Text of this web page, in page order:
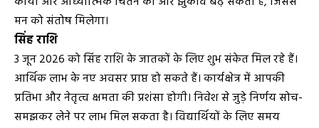
मन को संतोष मिलेगा।
सिंह राशि
3 जून 2026 को सिंह राशि के जातकों के लिए शुभ संकेत मिल रहे हैं।
आर्थिक लाभ के नए अवसर प्राप्त हो सकते हैं। कार्यक्षेत्र में आपकी
प्रतिभा और नेतृत्व क्षमता की प्रशंसा होगी। निवेश से जुड़े निर्णय सोच-
समझकर लेने पर लाभ मिल सकता है। विद्यार्थियों के लिए समय